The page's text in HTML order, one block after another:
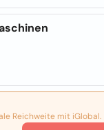
Reichweite mit iGlobal.